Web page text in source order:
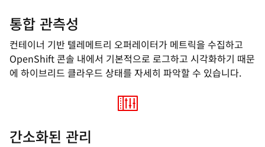
통합 관측성
컨테이너 기반 텔레메트리 오퍼레이터가 메트릭을 수집하고
OpenShift 콘솔 내에서 기본적으로 로그하고 시각화하기 때문
에 하이브리드 클라우드 상태를 자세히 파악할 수 있습니다.
간소화된 관리